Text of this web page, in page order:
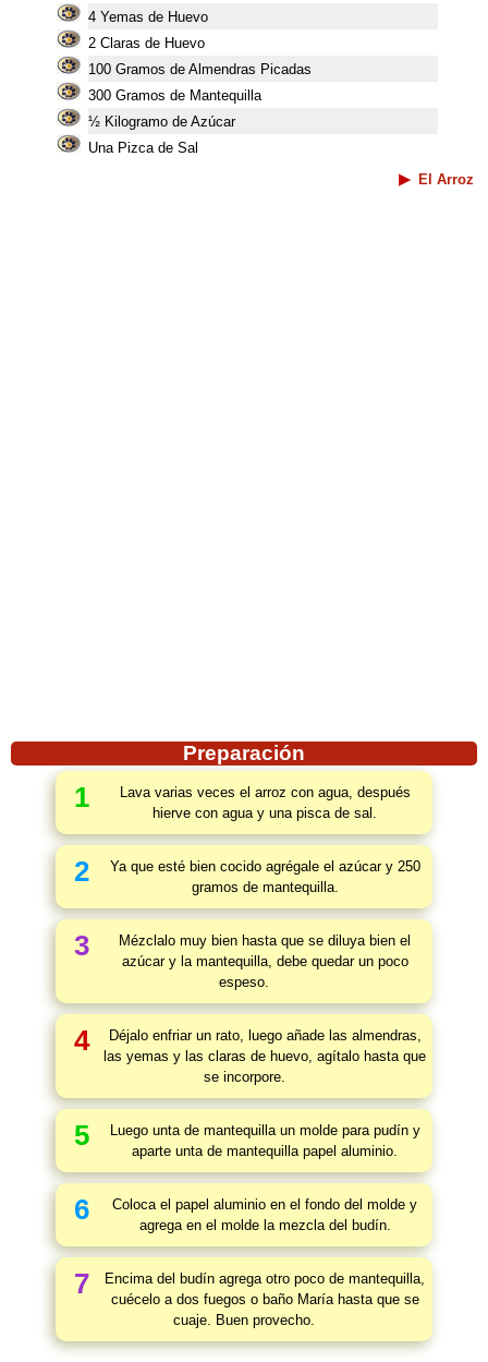
4 Yemas de Huevo
2 Claras de Huevo
100 Gramos de Almendras Picadas
300 Gramos de Mantequilla
½ Kilogramo de Azúcar
Una Pizca de Sal
El Arroz
Preparación
1
Lava varias veces el arroz con agua, después
hierve con agua y una pisca de sal.
2
Ya que esté bien cocido agrégale el azúcar y 250
gramos de mantequilla.
3
Mézclalo muy bien hasta que se diluya bien el
azúcar y la mantequilla, debe quedar un poco
espeso.
4
Déjalo enfriar un rato, luego añade las almendras,
las yemas y las claras de huevo, agítalo hasta que
se incorpore.
5
Luego unta de mantequilla un molde para pudín y
aparte unta de mantequilla papel aluminio.
6
Coloca el papel aluminio en el fondo del molde y
agrega en el molde la mezcla del budín.
7
Encima del budín agrega otro poco de mantequilla,
cuécelo a dos fuegos o baño María hasta que se
cuaje. Buen provecho.